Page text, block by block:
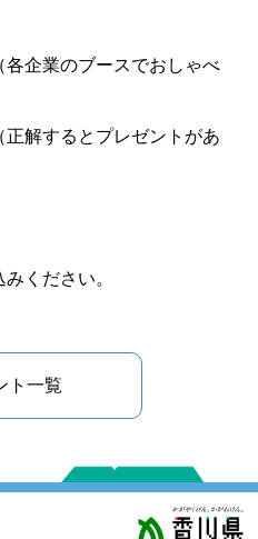
企業のブースでおしゃべ
解するとプレゼントがあ
ください。
ト一覧